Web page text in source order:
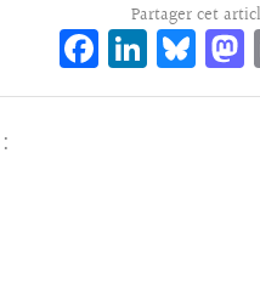
Partager cet
Fa
ce
Li
n
Bl
ue
: